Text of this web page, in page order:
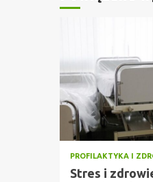
PROFILAKTYKA I
Stres i